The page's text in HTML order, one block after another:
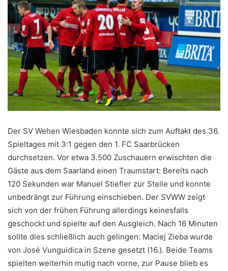
Der SV Wehen Wiesbaden konnte sich zum Auftakt des 36.
Spieltages mit 3:1 gegen den 1. FC Saarbrücken
durchsetzen. Vor etwa 3.500 Zuschauern erwischten die
Gäste aus dem Saarland einen Traumstart: Bereits nach
120 Sekunden war Manuel Stiefler zur Stelle und konnte
unbedrängt zur Führung einschieben. Der SVWW zeigt
sich von der frühen Führung allerdings keinesfalls
geschockt und spielte auf den Ausgleich. Nach 16 Minuten
sollte dies schließlich auch gelingen: Maciej Zieba wurde
von José Vunguidica in Szene gesetzt (16.). Beide Teams
spielten weiterhin mutig nach vorne, zur Pause blieb es